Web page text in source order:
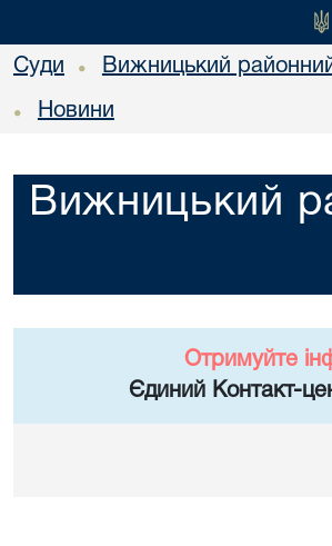
Суди • Вижницький районний
• Новини
Вижницький
Отримуйте
Єдиний Контакт-